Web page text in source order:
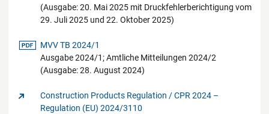
(Ausgabe: 20. Mai 2025 mit Druckfehlerberichtigung vom
29. Juli 2025 und 22. Oktober 2025)
pdf-Datei
MVV TB 2024/1
Ausgabe 2024/1; Amtliche Mitteilungen 2024/2
(Ausgabe: 28. August 2024)
Construction Products Regulation / CPR 2024 –
Regulation (EU) 2024/3110